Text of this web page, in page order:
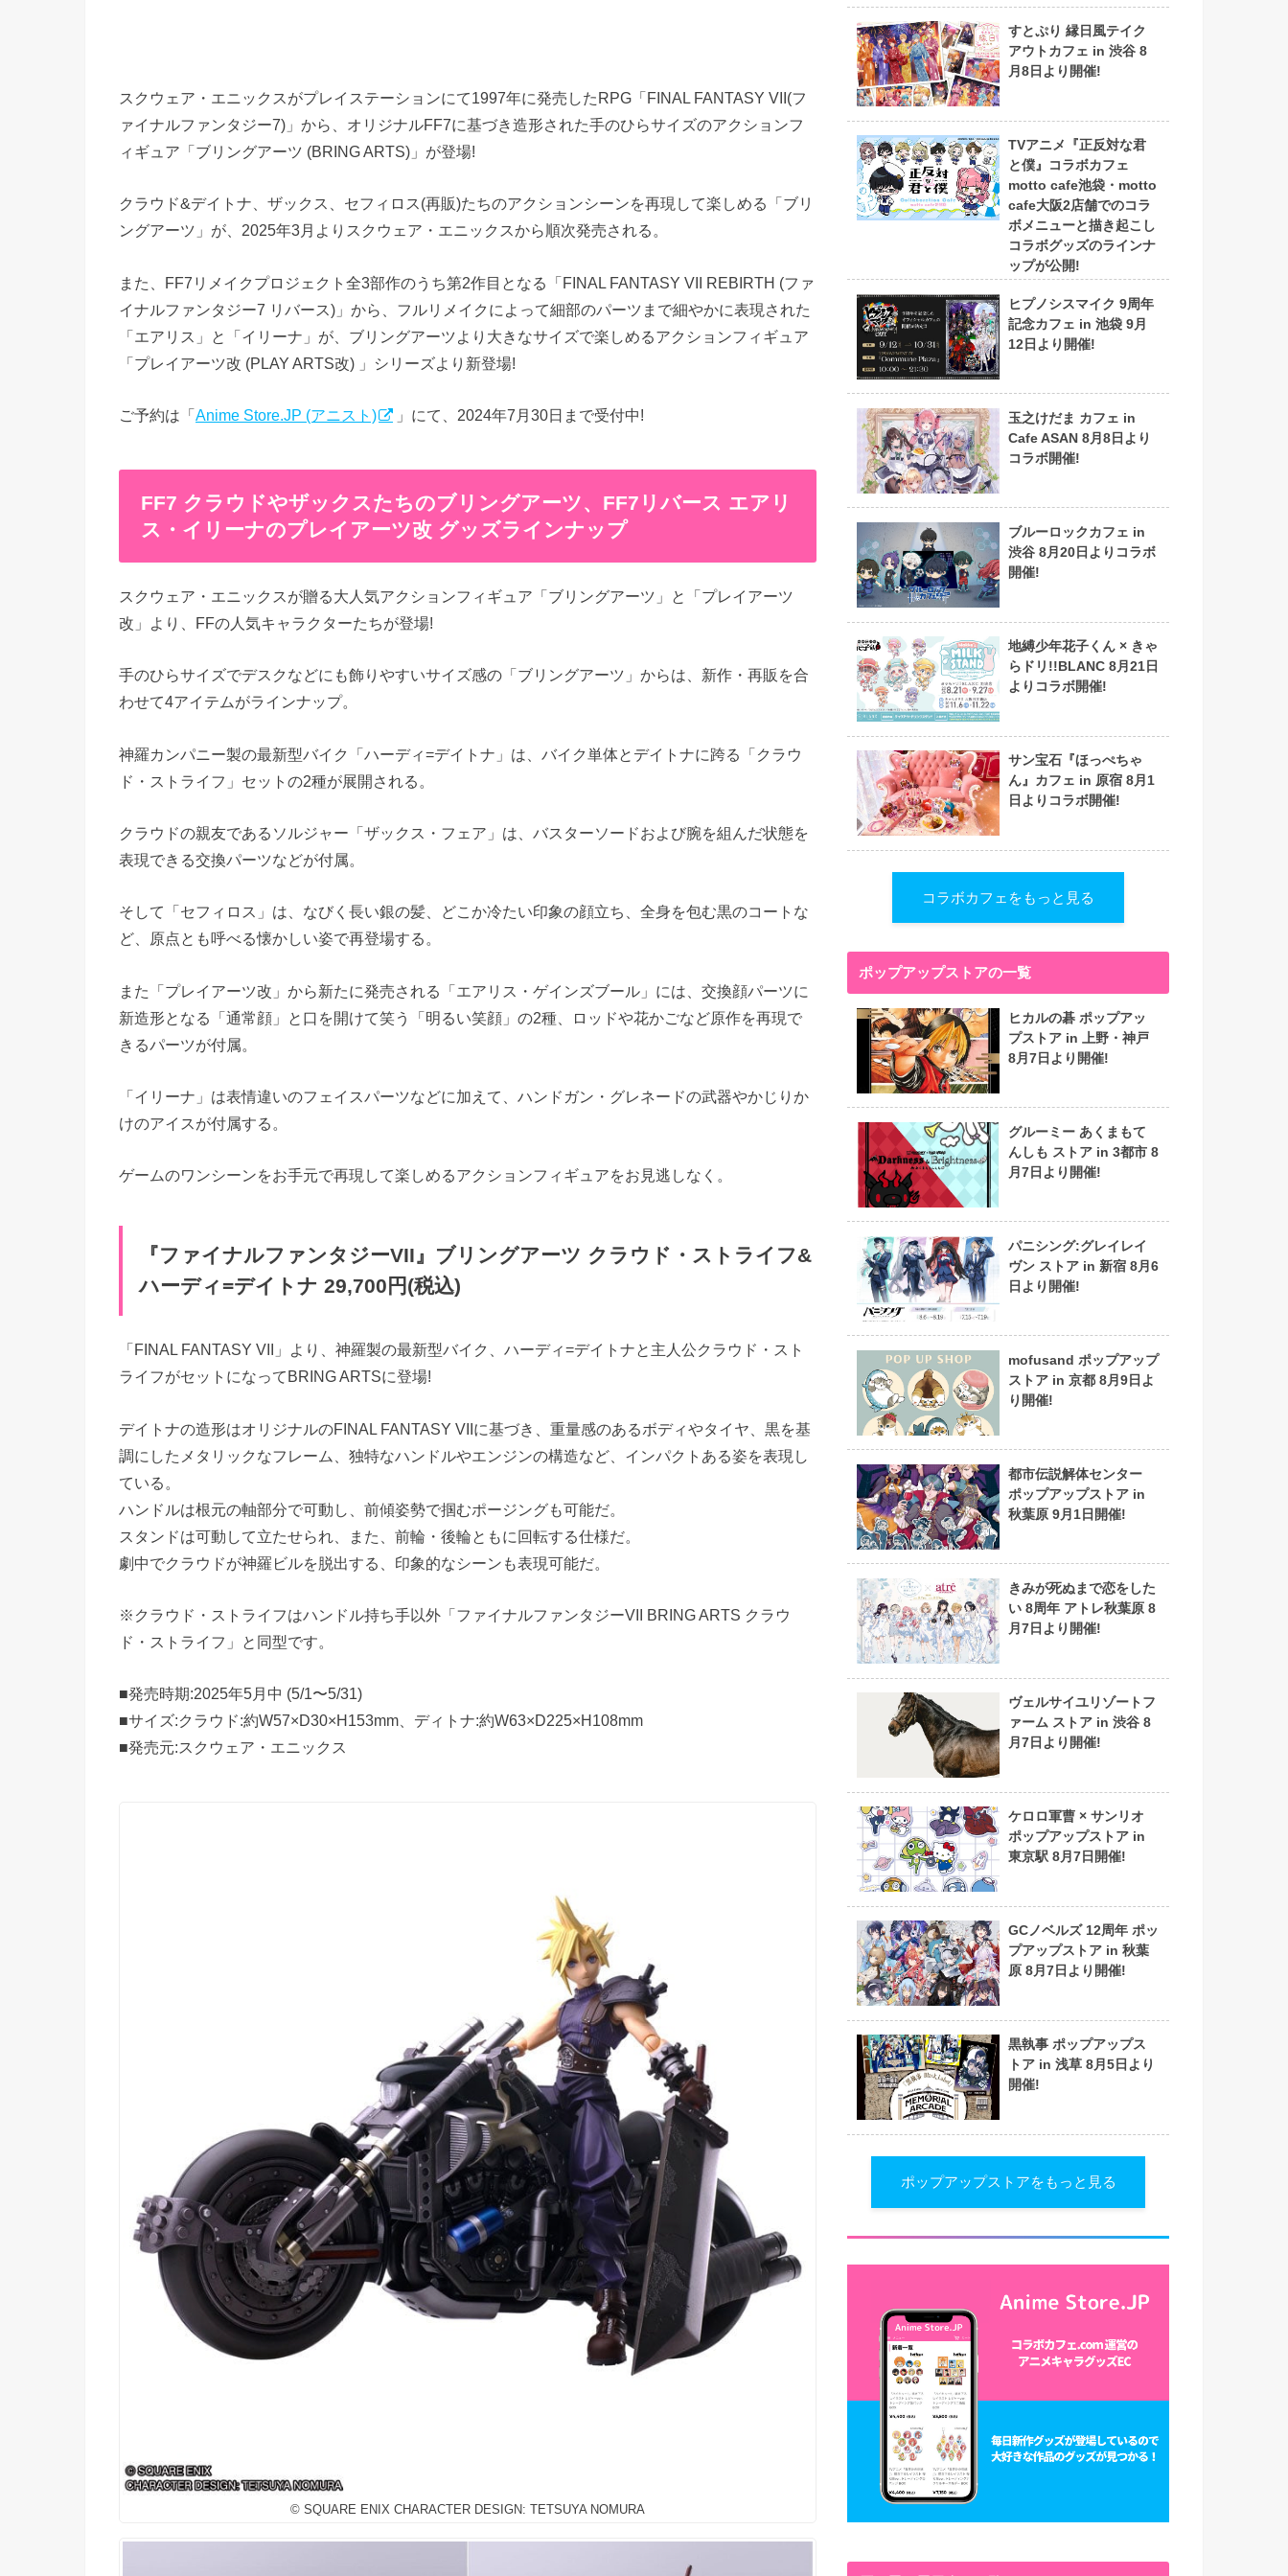
スクウェア・エニックスがプレイステーションにて1997年に発売したRPG「FINAL FANTASY VII(フ
ァイナルファンタジー7)」から、オリジナルFF7に基づき造形された手のひらサイズのアクションフ
ィギュア「ブリングアーツ (BRING ARTS)」が登場!
クラウド&デイトナ、ザックス、セフィロス(再販)たちのアクションシーンを再現して楽しめる「ブリ
ングアーツ」が、2025年3月よりスクウェア・エニックスから順次発売される。
また、FF7リメイクプロジェクト全3部作のうち第2作目となる「FINAL FANTASY VII REBIRTH (ファ
イナルファンタジー7 リバース)」から、フルリメイクによって細部のパーツまで細やかに表現された
「エアリス」と「イリーナ」が、ブリングアーツより大きなサイズで楽しめるアクションフィギュア
「プレイアーツ改 (PLAY ARTS改) 」シリーズより新登場!
ご予約は「Anime Store.JP (アニスト) 」にて、2024年7月30日まで受付中!
FF7 クラウドやザックスたちのブリングアーツ、FF7リバース エアリ
ス・イリーナのプレイアーツ改 グッズラインナップ
スクウェア・エニックスが贈る大人気アクションフィギュア「ブリングアーツ」と「プレイアーツ
改」より、FFの人気キャラクターたちが登場!
手のひらサイズでデスクなどにも飾りやすいサイズ感の「ブリングアーツ」からは、新作・再販を合
わせて4アイテムがラインナップ。
神羅カンパニー製の最新型バイク「ハーディ=デイトナ」は、バイク単体とデイトナに跨る「クラウ
ド・ストライフ」セットの2種が展開される。
クラウドの親友であるソルジャー「ザックス・フェア」は、バスターソードおよび腕を組んだ状態を
表現できる交換パーツなどが付属。
そして「セフィロス」は、なびく長い銀の髪、どこか冷たい印象の顔立ち、全身を包む黒のコートな
ど、原点とも呼べる懐かしい姿で再登場する。
また「プレイアーツ改」から新たに発売される「エアリス・ゲインズブール」には、交換顔パーツに
新造形となる「通常顔」と口を開けて笑う「明るい笑顔」の2種、ロッドや花かごなど原作を再現で
きるパーツが付属。
「イリーナ」は表情違いのフェイスパーツなどに加えて、ハンドガン・グレネードの武器やかじりか
けのアイスが付属する。
ゲームのワンシーンをお手元で再現して楽しめるアクションフィギュアをお見逃しなく。
『ファイナルファンタジーVII』ブリングアーツ クラウド・ストライフ&
ハーディ=デイトナ 29,700円(税込)
「FINAL FANTASY VII」より、神羅製の最新型バイク、ハーディ=デイトナと主人公クラウド・スト
ライフがセットになってBRING ARTSに登場!
デイトナの造形はオリジナルのFINAL FANTASY VIIに基づき、重量感のあるボディやタイヤ、黒を基
調にしたメタリックなフレーム、独特なハンドルやエンジンの構造など、インパクトある姿を表現し
ている。
ハンドルは根元の軸部分で可動し、前傾姿勢で掴むポージングも可能だ。
スタンドは可動して立たせられ、また、前輪・後輪ともに回転する仕様だ。
劇中でクラウドが神羅ビルを脱出する、印象的なシーンも表現可能だ。
※クラウド・ストライフはハンドル持ち手以外「ファイナルファンタジーVII BRING ARTS クラウ
ド・ストライフ」と同型です。
■発売時期:2025年5月中 (5/1〜5/31)
■サイズ:クラウド:約W57×D30×H153mm、ディトナ:約W63×D225×H108mm
■発売元:スクウェア・エニックス
© SQUARE ENIX CHARACTER DESIGN: TETSUYA NOMURA
すとぷり 縁日風テイク
アウトカフェ in 渋谷 8
月8日より開催!
TVアニメ『正反対な君
と僕』コラボカフェ
motto cafe池袋・motto
cafe大阪2店舗でのコラ
ボメニューと描き起こし
コラボグッズのラインナ
ップが公開!
ヒプノシスマイク 9周年
記念カフェ in 池袋 9月
12日より開催!
玉之けだま カフェ in
Cafe ASAN 8月8日より
コラボ開催!
ブルーロックカフェ in
渋谷 8月20日よりコラボ
開催!
地縛少年花子くん × きゃ
らドリ!!BLANC 8月21日
よりコラボ開催!
サン宝石『ほっぺちゃ
ん』カフェ in 原宿 8月1
日よりコラボ開催!
コラボカフェをもっと見る
ポップアップストアの一覧
ヒカルの碁 ポップアッ
プストア in 上野・神戸
8月7日より開催!
グルーミー あくまもて
んしも ストア in 3都市 8
月7日より開催!
パニシング:グレイレイ
ヴン ストア in 新宿 8月6
日より開催!
mofusand ポップアップ
ストア in 京都 8月9日よ
り開催!
都市伝説解体センター
ポップアップストア in
秋葉原 9月1日開催!
きみが死ぬまで恋をした
い 8周年 アトレ秋葉原 8
月7日より開催!
ヴェルサイユリゾートフ
ァーム ストア in 渋谷 8
月7日より開催!
ケロロ軍曹 × サンリオ
ポップアップストア in
東京駅 8月7日開催!
GCノベルズ 12周年 ポッ
プアップストア in 秋葉
原 8月7日より開催!
黒執事 ポップアップス
トア in 浅草 8月5日より
開催!
ポップアップストアをもっと見る